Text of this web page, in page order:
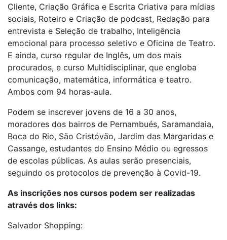
Cliente, Criação Gráfica e Escrita Criativa para mídias
sociais, Roteiro e Criação de podcast, Redação para
entrevista e Seleção de trabalho, Inteligência
emocional para processo seletivo e Oficina de Teatro.
E ainda, curso regular de Inglês, um dos mais
procurados, e curso Multidisciplinar, que engloba
comunicação, matemática, informática e teatro.
Ambos com 94 horas-aula.
Podem se inscrever jovens de 16 a 30 anos,
moradores dos bairros de Pernambués, Saramandaia,
Boca do Rio, São Cristóvão, Jardim das Margaridas e
Cassange, estudantes do Ensino Médio ou egressos
de escolas públicas. As aulas serão presenciais,
seguindo os protocolos de prevenção à Covid-19.
As inscrições nos cursos podem ser realizadas
através dos links:
Salvador Shopping: